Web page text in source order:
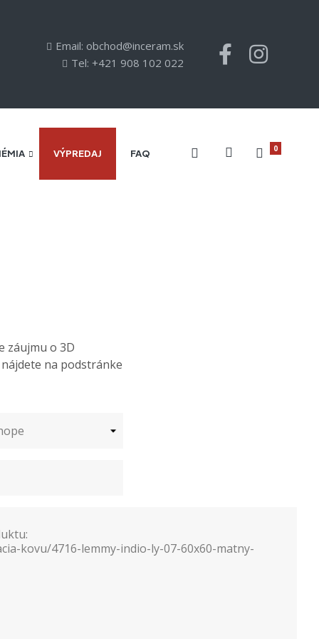
Email: obchod@inceram.sk
Tel: +421 908 102 022
VÝPREDAJ FAQ 0
záujmu o 3D
na podstránke